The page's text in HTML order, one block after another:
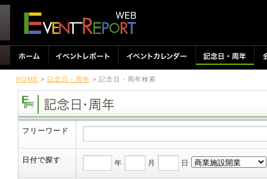
HOME > 記念日・周年 > 記念日・周年検索
フリーワード
日付で探す 年 月 日